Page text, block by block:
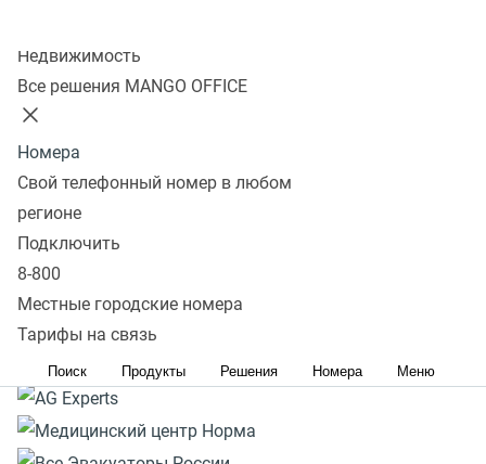
Недвижимость
Все решения MANGO OFFICE
Номера
Свой телефонный номер в любом
регионе
Подключить
8-800
Местные городские номера
Тарифы на связь
Поиск Продукты Решения Номера Меню
Подключить за 15 минут